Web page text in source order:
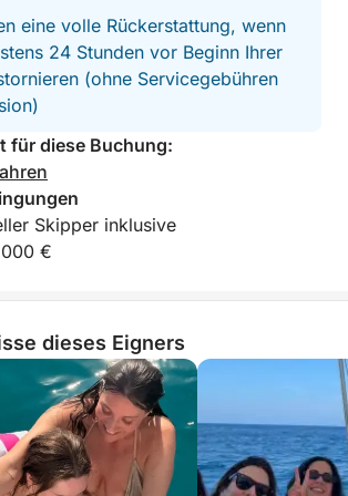
das Beste des sizilianischen
im Segeln sind nicht
Crew kümmert sich um jedes Detail,
nur den Moment genießen
eine volle Rückerstattung, wenn
24 Stunden vor Beginn Ihrer
(ohne Servicegebühren
für diese Buchung:
Skipper inklusive
€
dieses Eigners